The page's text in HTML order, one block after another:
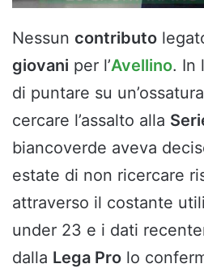
Nessun contributo
giovani per l’Avellino. In
di puntare su
cercare l’assalto alla
biancoverde aveva
estate di non ricercare
attraverso il costante
under 23 e i dati
dalla Lega Pro lo